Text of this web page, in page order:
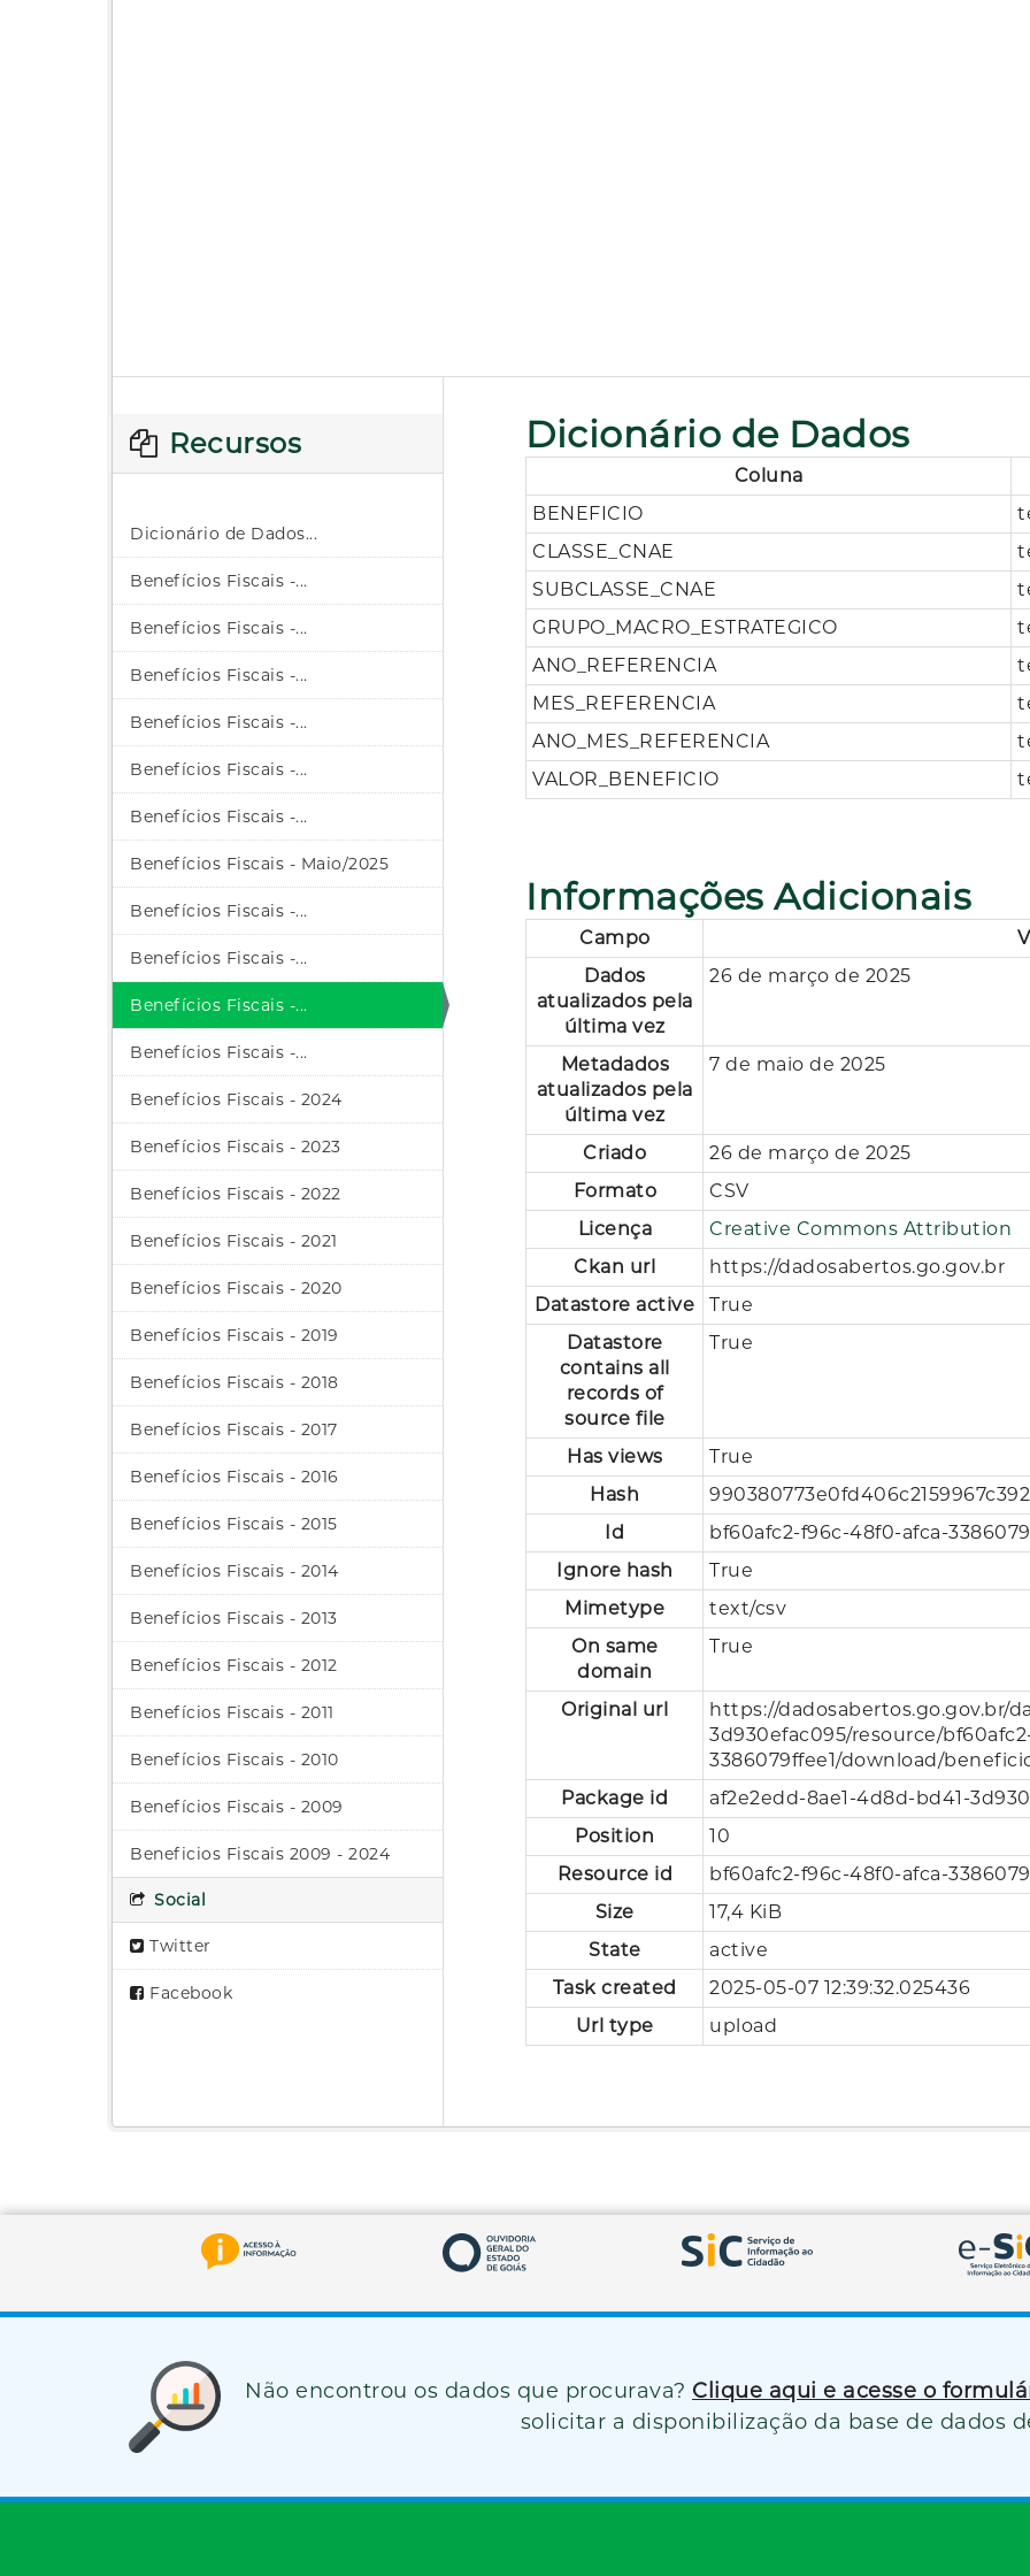
Recursos
Dicionário de Dados...
Benefícios Fiscais -...
Benefícios Fiscais -...
Benefícios Fiscais -...
Benefícios Fiscais -...
Benefícios Fiscais -...
Benefícios Fiscais -...
Benefícios Fiscais - Maio/2025
Benefícios Fiscais -...
Benefícios Fiscais -...
Benefícios Fiscais -...
Benefícios Fiscais -...
Benefícios Fiscais - 2024
Benefícios Fiscais - 2023
Benefícios Fiscais - 2022
Benefícios Fiscais - 2021
Benefícios Fiscais - 2020
Benefícios Fiscais - 2019
Benefícios Fiscais - 2018
Benefícios Fiscais - 2017
Benefícios Fiscais - 2016
Benefícios Fiscais - 2015
Benefícios Fiscais - 2014
Benefícios Fiscais - 2013
Benefícios Fiscais - 2012
Benefícios Fiscais - 2011
Benefícios Fiscais - 2010
Benefícios Fiscais - 2009
Beneficios Fiscais 2009 - 2024
Social
Twitter
Facebook
Dicionário de Dados
Coluna
BENEFICIO
CLASSE_CNAE
SUBCLASSE_CNAE
GRUPO_MACRO_ESTRATEGICO
ANO_REFERENCIA
MES_REFERENCIA
ANO_MES_REFERENCIA
VALOR_BENEFICIO
Informações Adicionais
Campo
Dados
atualizados pela
última vez
26 de março de 2025
Metadados
atualizados pela
última vez
7 de maio de 2025
Criado
26 de março de 2025
Formato
CSV
Licença
Creative Commons Attribution
Ckan url
https://dadosabertos.go.gov.br
Datastore active
True
Datastore
contains all
records of
source file
True
Has views
True
Hash
Id
bf60afc2-f96c-48f0-afca-
Ignore hash
True
Mimetype
text/csv
On same
domain
True
Original url
https://dadosabertos.go.gov.br/
3d930efac095/resource/
3386079ffee1/download/
Package id
af2e2edd-8ae1-4d8d-bd41-
Position
10
Resource id
bf60afc2-f96c-48f0-afca-
Size
17,4 KiB
State
active
Task created
2025-05-07 12:39:32.025436
Url type
upload
Não encontrou os dados que procurava? Clique aqui e acesse o
solicitar a disponibilização da base de dados